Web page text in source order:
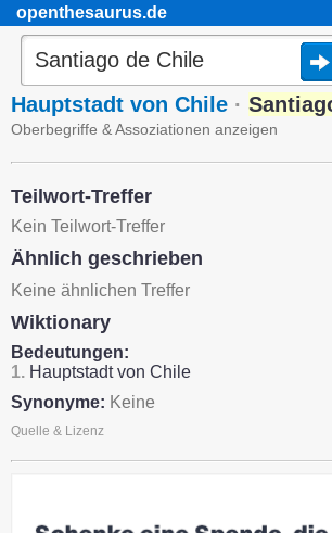
openthesaurus.de
Hauptstadt von Chile ·
Oberbegriffe & Assoziationen anzeigen
Teilwort-Treffer
Kein Teilwort-Treffer
Ähnlich geschrieben
Keine ähnlichen Treffer
Wiktionary
Bedeutungen:
1. Hauptstadt von Chile
Synonyme: Keine
Quelle & Lizenz